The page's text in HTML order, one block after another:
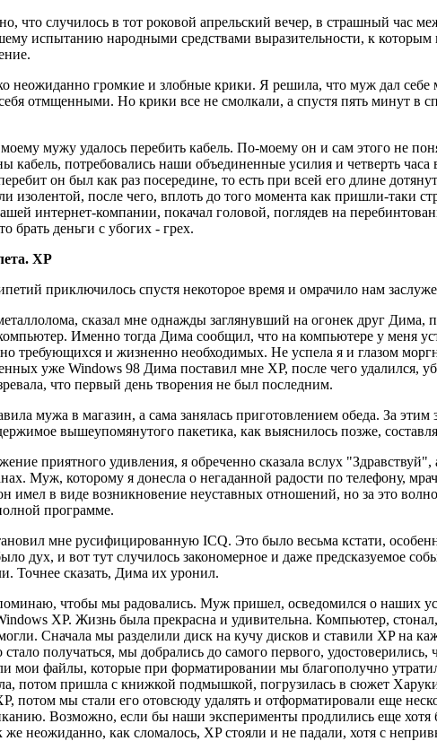
что случилось в тот роковой апрельский вечер, в страшный час
испытанию народными средствами выразительности, к
неожиданно громкие и злобные крики. Я решила, что муж дал себе
отмщенными. Но крики все не смолкали, а спустя пять минут в
мужу удалось перебить кабель. По-моему он и сам этого не
потребовались наши объединенные усилия и четверть
он был как раз посередине, то есть при всей его длине
изолентой, после чего, вплоть до того момента как пришли-
интернет-компании, покачал головой, поглядев на
брать деньги с убогих - грех.
XP
приключилось спустя некоторое время и омрачило нам
сказал мне однажды заглянувший на огонек друг
компьютер. Именно тогда Дима сообщил, что на компьютере у меня
требующихся и жизненно необходимых. Не успела я и глазом
уже Windows 98 Дима поставил мне XP, после чего
что первый день творения не был последним.
мужа в магазин, а сама занялась приготовлением обеда. За
вышеупомянутого пакетика, как выяснилось позже,
приятного удивления, я обреченно сказала вслух
Муж, которому я донесла о негаданной радости по телефону,
имел в виде возникновение неуставных отношений, но за это
программе.
мне русифицированную ICQ. Это было весьма кстати,
дух, и вот тут случилось закономерное и даже предсказуемое
Точнее сказать, Дима их уронил.
чтобы мы радовались. Муж пришел, осведомился о наших
XP. Жизнь была прекрасна и удивительна. Компьютер,
Сначала мы разделили диск на кучу дисков и ставили XP на
стало получаться, мы добрались до самого первого,
мои файлы, которые при форматировании мы благополучно
потом пришла с книжкой подмышкой, погрузилась в сюжет
потом мы стали его отовсюду удалять и отформатировали еще
Возможно, если бы наши эксперименты продлились еще
же неожиданно, как сломалось, XP стояли и не падали, хотя с